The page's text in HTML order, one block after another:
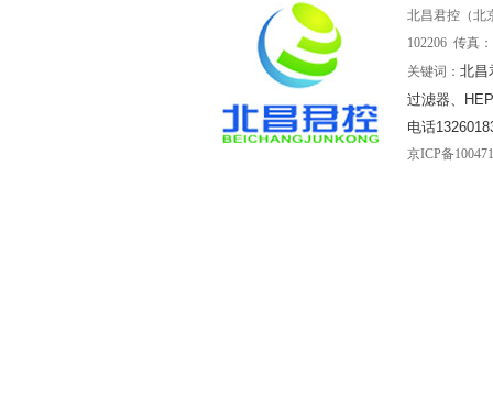
北昌君控（北
102206 传真
关键词： 北昌
过滤器、
电话
京ICP备